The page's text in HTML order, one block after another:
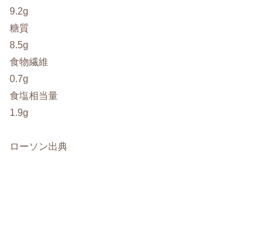
9.2g
糖質
8.5g
食物繊維
0.7g
食塩相当量
1.9g
ローソン出典